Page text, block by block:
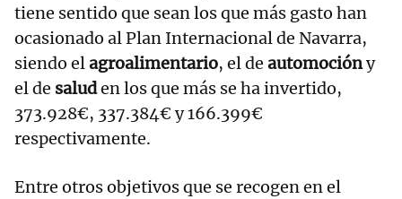
tiene sentido que sean los que más gasto han
ocasionado al Plan Internacional de Navarra,
siendo elagroalimentario, el de automocióny
el de saluden los que más se ha invertido,
373.928€, 337.384€ y 166.399€
respectivamente.
Entre otros objetivos que se recogen en el